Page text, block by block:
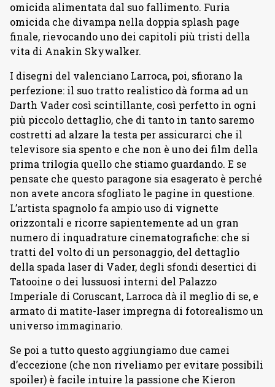
omicida alimentata dal suo fallimento. Furia
omicida che divampa nella doppia splash page
finale, rievocando uno dei capitoli più tristi della
vita di Anakin Skywalker.
I disegni del valenciano Larroca, poi, sfiorano la
perfezione: il suo tratto realistico dà forma ad un
Darth Vader così scintillante, così perfetto in ogni
più piccolo dettaglio, che di tanto in tanto saremo
costretti ad alzare la testa per assicurarci che il
televisore sia spento e che non è uno dei film della
prima trilogia quello che stiamo guardando. E se
pensate che questo paragone sia esagerato è perché
non avete ancora sfogliato le pagine in questione.
L’artista spagnolo fa ampio uso di vignette
orizzontali e ricorre sapientemente ad un gran
numero di inquadrature cinematografiche: che si
tratti del volto di un personaggio, del dettaglio
della spada laser di Vader, degli sfondi desertici di
Tatooine o dei lussuosi interni del Palazzo
Imperiale di Coruscant, Larroca dà il meglio di se, e
armato di matite-laser impregna di fotorealismo un
universo immaginario.
Se poi a tutto questo aggiungiamo due camei
d’eccezione (che non riveliamo per evitare possibili
spoiler) è facile intuire la passione che Kieron